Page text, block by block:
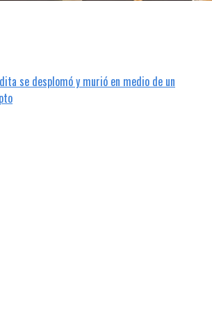
se desplomó y murió en medio de un